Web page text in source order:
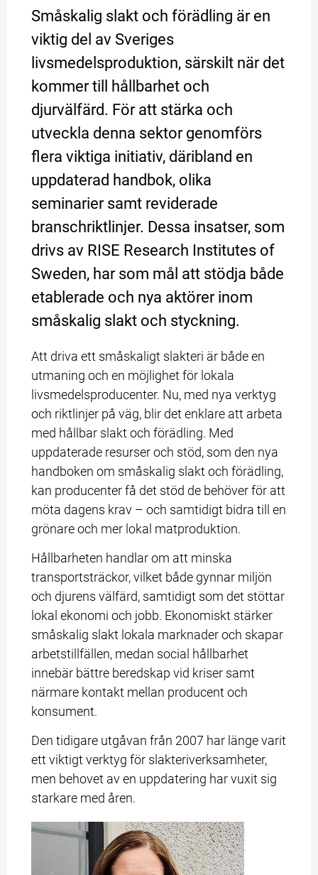
Småskalig slakt och förädling är en
viktig del av Sveriges
livsmedelsproduktion, särskilt när det
kommer till hållbarhet och
djurvälfärd. För att stärka och
utveckla denna sektor genomförs
flera viktiga initiativ, däribland en
uppdaterad handbok, olika
seminarier samt reviderade
branschriktlinjer. Dessa insatser, som
drivs av RISE Research Institutes of
Sweden, har som mål att stödja både
etablerade och nya aktörer inom
småskalig slakt och styckning.
Att driva ett småskaligt slakteri är både en
utmaning och en möjlighet för lokala
livsmedelsproducenter. Nu, med nya verktyg
och riktlinjer på väg, blir det enklare att arbeta
med hållbar slakt och förädling. Med
uppdaterade resurser och stöd, som den nya
handboken om småskalig slakt och förädling,
kan producenter få det stöd de behöver för att
möta dagens krav – och samtidigt bidra till en
grönare och mer lokal matproduktion.
Hållbarheten handlar om att minska
transportsträckor, vilket både gynnar miljön
och djurens välfärd, samtidigt som det stöttar
lokal ekonomi och jobb. Ekonomiskt stärker
småskalig slakt lokala marknader och skapar
arbetstillfällen, medan social hållbarhet
innebär bättre beredskap vid kriser samt
närmare kontakt mellan producent och
konsument.
Den tidigare utgåvan från 2007 har länge varit
ett viktigt verktyg för slakteriverksamheter,
men behovet av en uppdatering har vuxit sig
starkare med åren.